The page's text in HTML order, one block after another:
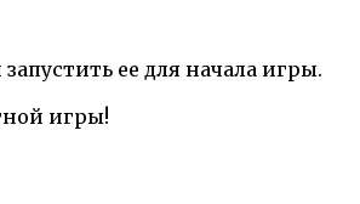
ее для начала игры.
игры!